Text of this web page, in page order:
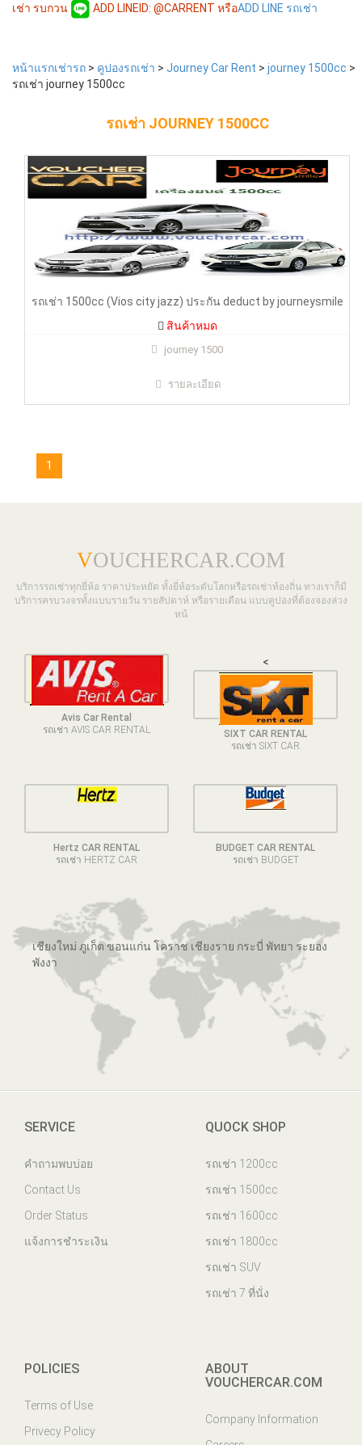
เช่า รบกวน
ADD LINEID: @CARRENT หรือADD LINE รถเช่า
หน้าแรกเช่ารถ > คูปองรถเช่า > Journey Car Rent > journey 1500cc >
รถเช่า journey 1500cc
รถเช่า JOURNEY 1500CC
รถเช่า 1500cc (Vios city jazz) ประกัน deduct by journeysmile
สินค้าหมด
รถเช่า 1500cc (Vios city jazz) ประกัน deduct by journeysmile
journey 1500
รายละเอียด
1
VOUCHERCAR.COM
บริการรถเช่าทุกยี่ห้อ ราคาประหยัด ทั้งยี่ห้อระดับโลกหรือรถเช่าท้องถิ่น ทางเราก็มี
บริการครบวงจรทั้งแบบรายวัน รายสัปดาห์ หรือรายเดือน แบบคูปองที่ต้องจองล่วง
หน้
Avis Car Rental
รถเช่า AVIS CAR RENTAL
<
SIXT CAR RENTAL
รถเช่า SIXT CAR
Hertz CAR RENTAL
รถเช่า HERTZ CAR
BUDGET CAR RENTAL
รถเช่า BUDGET
เชียงใหม่ ภูเก็ต ขอนแก่น โคราช เชียงราย กระบี่ พัทยา ระยอง
พังงา
SERVICE
คำถามพบบ่อย
Contact Us
Order Status
แจ้งการชำระเงิน
QUOCK SHOP
รถเช่า 1200cc
รถเช่า 1500cc
รถเช่า 1600cc
รถเช่า 1800cc
รถเช่า SUV
รถเช่า 7 ที่นั่ง
POLICIES
Terms of Use
Privecy Policy
ABOUT
VOUCHERCAR.COM
Company Information